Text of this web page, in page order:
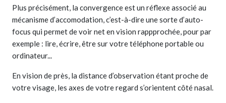
Plus précisément, la convergence est un réflexe associé au
mécanisme d’accomodation, c’est-à-dire une sorte d’auto-
focus qui permet de voir net en vision rappprochée, pour par
exemple : lire, écrire, être sur votre téléphone portable ou
ordinateur...
En vision de près, la distance d’observation étant proche de
votre visage, les axes de votre regard s’orientent côté nasal.